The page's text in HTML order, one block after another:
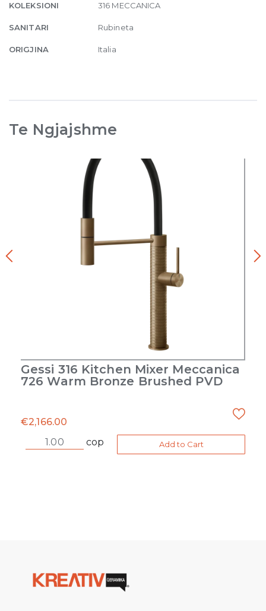
KOLEKSIONI 316 MECCANICA
SANITARI Rubineta
ORIGJINA Italia
Te Ngjajshme
Gessi 316 Kitchen Mixer Meccanica
726 Warm Bronze Brushed PVD
€2,166.00
cop
Add to Cart